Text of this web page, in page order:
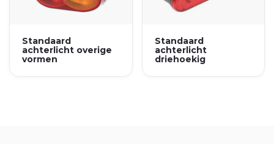
Standaard
achterlicht overige
vormen
Standaard
achterlicht
driehoekig